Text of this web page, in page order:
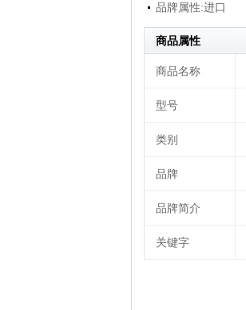
品牌属性:进口
商品属性
商品名称
型号
类别
品牌
品牌简介
关键字